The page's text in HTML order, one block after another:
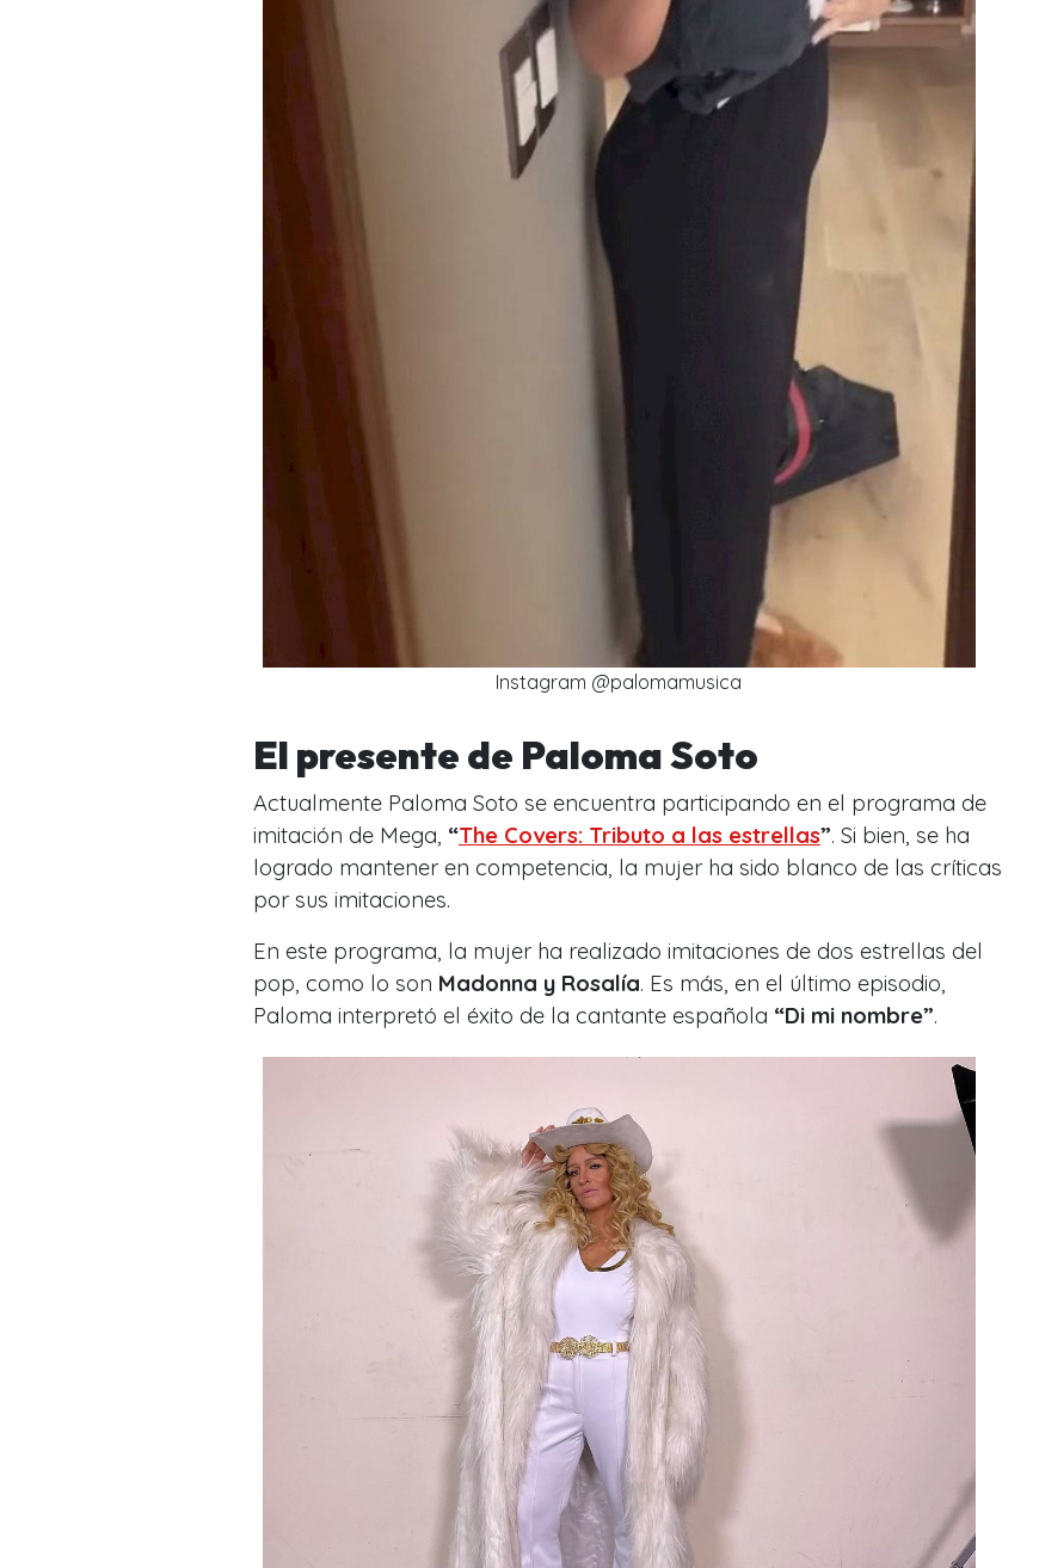
Instagram @palomamusica
El presente de Paloma Soto
Actualmente Paloma Soto se encuentra participando en el programa de
imitación de Mega, “The Covers: Tributo a las estrellas”. Si bien, se ha
logrado mantener en competencia, la mujer ha sido blanco de las críticas
por sus imitaciones.
En este programa, la mujer ha realizado imitaciones de dos estrellas del
pop, como lo son Madonna y Rosalía. Es más, en el último episodio,
Paloma interpretó el éxito de la cantante española “Di mi nombre”.